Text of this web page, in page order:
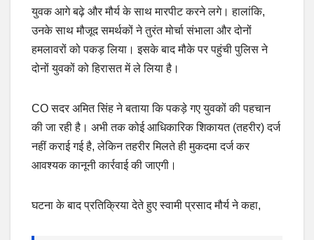
युवक आगे बढ़े और मौर्य के साथ मारपीट करने लगे। हालांकि,
उनके साथ मौजूद समर्थकों ने तुरंत मोर्चा संभाला और दोनों
हमलावरों को पकड़ लिया। इसके बाद मौके पर पहुंची पुलिस ने
दोनों युवकों को हिरासत में ले लिया है।
CO सदर अमित सिंह ने बताया कि पकड़े गए युवकों की पहचान
की जा रही है। अभी तक कोई आधिकारिक शिकायत (तहरीर) दर्ज
नहीं कराई गई है, लेकिन तहरीर मिलते ही मुकदमा दर्ज कर
आवश्यक कानूनी कार्रवाई की जाएगी।
घटना के बाद प्रतिक्रिया देते हुए स्वामी प्रसाद मौर्य ने कहा,